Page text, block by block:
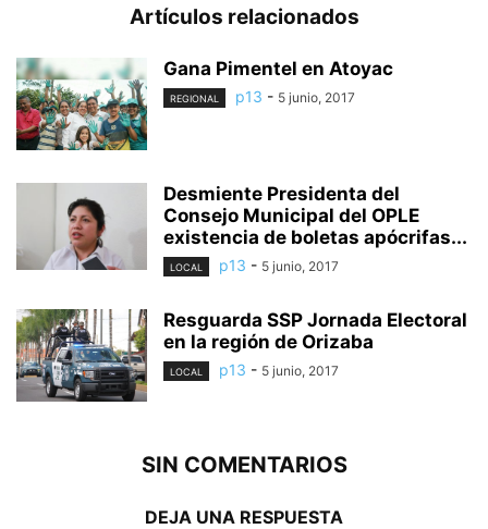
Artículos relacionados
Gana Pimentel en Atoyac
REGIONAL p13 - 5 junio, 2017
Desmiente Presidenta del
Consejo Municipal del OPLE
existencia de boletas apócrifas...
LOCAL p13 - 5 junio, 2017
Resguarda SSP Jornada Electoral
en la región de Orizaba
LOCAL p13 - 5 junio, 2017
SIN COMENTARIOS
DEJA UNA RESPUESTA